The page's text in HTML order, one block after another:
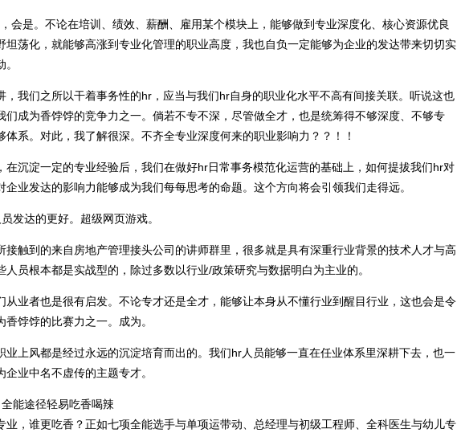
会是。不论在培训、绩效、薪酬、雇用某个模块上，能够做到专业深度化、核心资源优良
坦荡化，就能够高涨到专业化管理的职业高度，我也自负一定能够为企业的发达带来切切实
，我们之所以干着事务性的hr，应当与我们hr自身的职业化水平不高有间接关联。听说这也
们成为香饽饽的竞争力之一。倘若不专不深，尽管做全才，也是统筹得不够深度、不够专
体系。对此，我了解很深。不齐全专业深度何来的职业影响力？？！！
在沉淀一定的专业经验后，我们在做好hr日常事务模范化运营的基础上，如何提拔我们hr对
企业发达的影响力能够成为我们每每思考的命题。这个方向将会引领我们走得远。
发达的更好。超级网页游戏。
接触到的来自房地产管理接头公司的讲师群里，很多就是具有深重行业背景的技术人才与高
人员根本都是实战型的，除过多数以行业/政策研究与数据明白为主业的。
从业者也是很有启发。不论专才还是全才，能够让本身从不懂行业到醒目行业，这也会是令
香饽饽的比赛力之一。成为。
业上风都是经过永远的沉淀培育而出的。我们hr人员能够一直在任业体系里深耕下去，也一
企业中名不虚传的主题专才。
能途径轻易吃香喝辣
业，谁更吃香？正如七项全能选手与单项运带动、总经理与初级工程师、全科医生与幼儿专